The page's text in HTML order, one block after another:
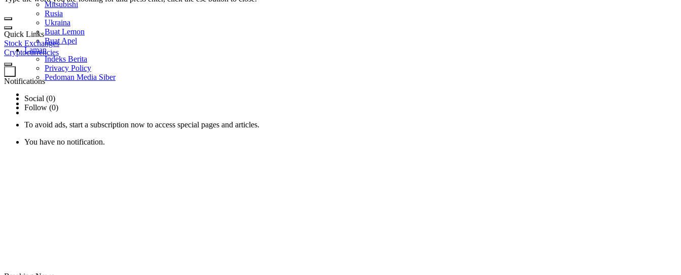
Quick Links
Stock Exchanges
Cryptocurrencies
Notifications
Social (0)
Follow (0)
To avoid ads, start a subscription now to access special pages and articles.
You have no notification.
Mitsubishi
Rusia
Ukraina
Buat Lemon
Buat Apel
Laman
Indeks Berita
Privacy Policy
Pedoman Media Siber